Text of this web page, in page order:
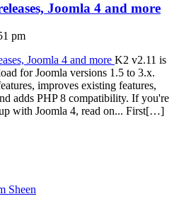
Joomla 4 and more
pm
K2 v2.11 is
for Joomla versions 1.5 to 3.x.
improves existing features,
adds PHP 8 compatibility. If you're
with Joomla 4, read on... First[…]
Sheen